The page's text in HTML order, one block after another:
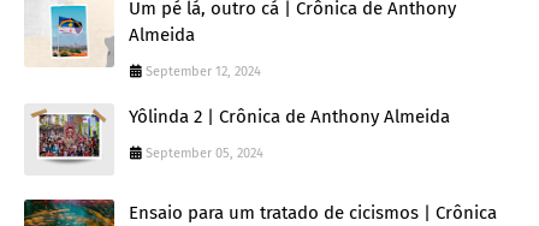
Um pé lá, outro cá | Crônica de Anthony
Almeida
September 12, 2024
Yôlinda 2 | Crônica de Anthony Almeida
September 05, 2024
Ensaio para um tratado de cicismos | Crônica